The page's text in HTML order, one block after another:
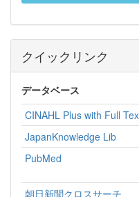
クイックリンク
データベース
CINAHL Plus with Full
JapanKnowledge Lib
PubMed
朝日新聞クロスサーチ